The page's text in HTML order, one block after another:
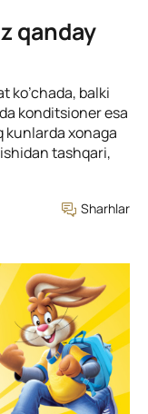
qanday
ko’chada, balki
konditsioner esa
kunlarda xonaga
tashqari,
Sharhlar